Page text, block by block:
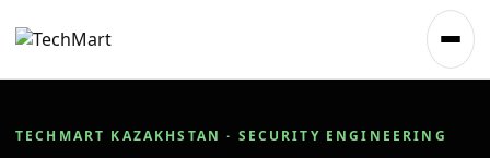
TECHMART KAZAKHSTAN · SECURITY ENGINEERING